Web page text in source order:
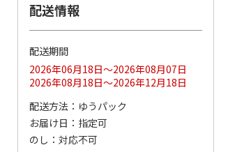
ドジャース 大谷翔
平 日本人最多53試
合連続出塁記念 シ
ル…
17,000円
(送料・税込)
谷翔平 2026 NL 3・
4月投手…
配送情報
配送期間
2026年06月18日～2026年08月07日
2026年08月18日～2026年12月18日
配送方法
ゆうパック
お届け日
指定可
のし
対応不可